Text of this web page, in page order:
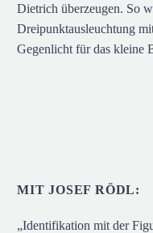
Dietrich überzeugen. So
Dreipunktausleuchtung
Gegenlicht für das kleine
MIT JOSEF RÖDL:
„Identifikation mit der